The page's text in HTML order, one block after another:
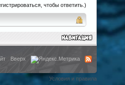
чтобы ответить.)
Вверх
Условия и правила